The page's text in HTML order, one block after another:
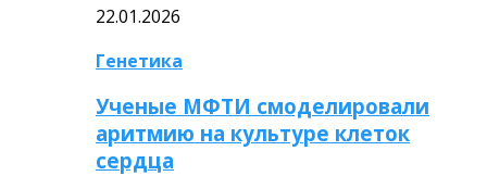
22.01.2026
Генетика
Ученые МФТИ смоделировали
аритмию на культуре клеток
сердца